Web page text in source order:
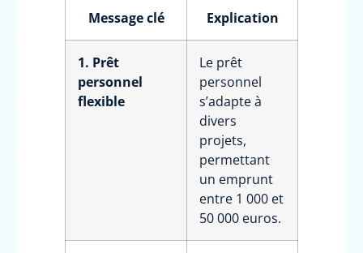
Message clé Explication
1. Prêt
personnel
flexible
Le prêt
personnel
s’adapte à
divers
projets,
permettant
un emprunt
entre 1 000 et
50 000 euros.